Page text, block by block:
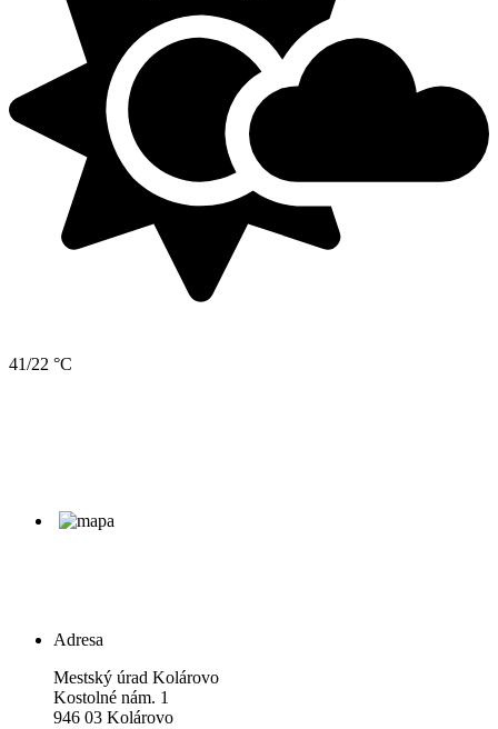
41/22 °C
Adresa
Mestský úrad Kolárovo
Kostolné nám. 1
946 03 Kolárovo